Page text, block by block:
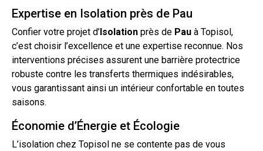
Expertise en Isolation près de Pau
Confier votre projet d’Isolation près de Pau à Topisol,
c’est choisir l’excellence et une expertise reconnue. Nos
interventions précises assurent une barrière protectrice
robuste contre les transferts thermiques indésirables,
vous garantissant ainsi un intérieur confortable en toutes
saisons.
Économie d’Énergie et Écologie
L’isolation chez Topisol ne se contente pas de vous